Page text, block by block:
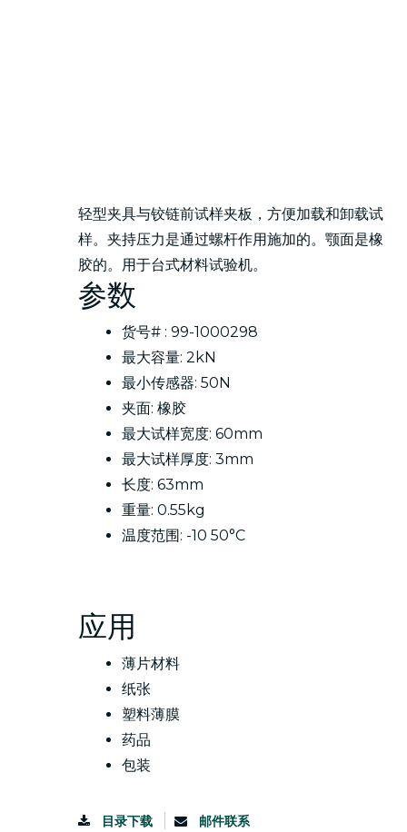
轻型夹具与铰链前试样夹板，方便加载和卸载试
样。夹持压力是通过螺杆作用施加的。颚面是橡
胶的。用于台式材料试验机。
参数
货号# : 99-1000298
最大容量: 2kN
最小传感器: 50N
夹面: 橡胶
最大试样宽度: 60mm
最大试样厚度: 3mm
长度: 63mm
重量: 0.55kg
温度范围: -10 50°C
应用
薄片材料
纸张
塑料薄膜
药品
包装
目录下载 邮件联系